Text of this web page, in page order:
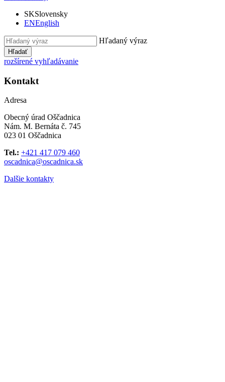
SKSlovensky
ENEnglish
Hľadaný výraz
Hľadať
rozšírené vyhľadávanie
Kontakt
Adresa
Obecný úrad Oščadnica
Nám. M. Bernáta č. 745
023 01 Oščadnica
Tel.: +421 417 079 460
oscadnica@oscadnica.sk
Dalšie kontakty